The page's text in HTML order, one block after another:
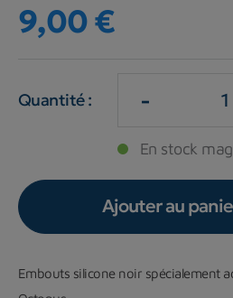
9,00 €
Quantité : -
En stock
Ajouter au
Embouts silicone noir spécialement